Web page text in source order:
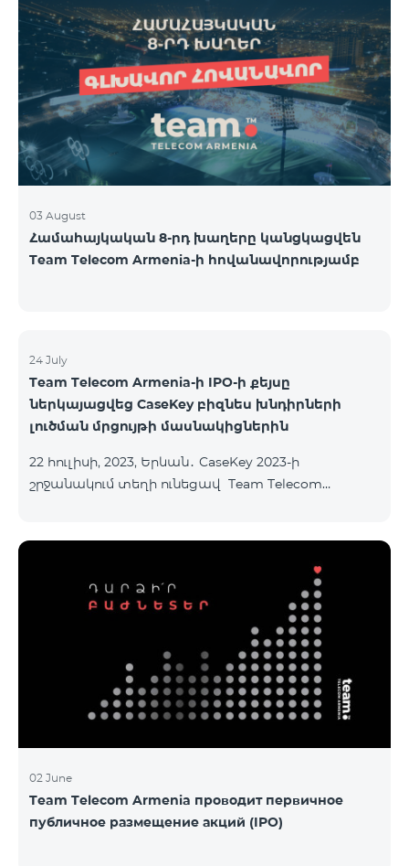
1-й месяц бесплатно. Смартфон также можно
приобрести в кредит, начиная с 1250 драмов в
месяц. К ежемесячной плате добавляются
банковские платежи. Условия тарифного плана
ниже. Предоплатный тарифный план Teamtok.
Ежемесячная плата: 2500 драм 250 минут на сети
РА
03 August
Համահայկական 8-րդ խաղերը կանցկացվեն
Team Telecom Armenia-ի հովանավորությամբ
24 July
Team Telecom Armenia-ի IPO-ի քեյսը
ներկայացվեց CaseKey բիզնես խնդիրների
լուծման մրցույթի մասնակիցներին
22 հուլիսի, 2023, Երևան․ CaseKey 2023-ի
շրջանակում տեղի ունեցավ Team Telecom
երիտասարդներ ծանոթացան առաջնային
հրապարակային տեղաբաշխման բոլոր
մանրամասներին ու թիմերին տրամադրվեց
ընկերության զարգացման ռազմավարական
խնդիրը։ Լուծումներ առաջարկելու համար թիմերն
ունենալու են ընդամենը 72 ժամ։ Հաջողություն
մաղթելով մրցույթի մասնակիցներին Team
Telecom Armenia-ի գլխավոր տնօրեն Հայկ
Եսայանը նշեց, որ
02 June
Team Telecom Armenia проводит первичное
публичное размещение акций (IPO)